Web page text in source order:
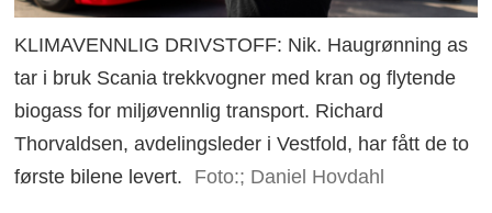
KLIMAVENNLIG DRIVSTOFF: Nik. Haugrønning as
tar i bruk Scania trekkvogner med kran og flytende
biogass for miljøvennlig transport. Richard
Thorvaldsen, avdelingsleder i Vestfold, har fått de to
første bilene levert.
Foto:; Daniel Hovdahl